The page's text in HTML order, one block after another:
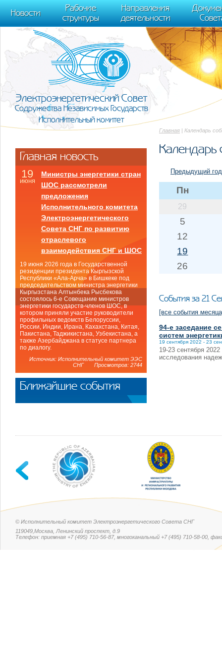
m[i].l=1*new Date(); for (var j = 0; j < document.scripts.length; j++) {if
[0],k.async=1,k.src=r,a.parentNode.insertBefore(k,a)}) (window,
trackLinks:true, accurateTrackBounce:true });
Новости
Рабочие
структуры
Направления
деятельности
Электроэнергетический Совет
Содружества Независимых Государств
Исполнительный комитет
Главная | Календарь
Календарь
Предыдущий год
Пн
29
5
12
19
26
События за 21
[все события
94-е заседание
систем
19 сентября 2022 - 23
19-23 сентября
исследования
Главная новость
19
июня
Министры энергетики стран
ШОС рассмотрели
предложения
Исполнительного комитета
Электроэнергетического
Совета СНГ по развитию
отраслевого
взаимодействия СНГ и ШОС
19 июня 2026 года в Государственной
резиденции президента Кыргызской
Республики «Ала-Арча» в Бишкеке под
председательством министра энергетики
Кыргызстана Алтынбека Рысбекова
состоялось 6-е Совещание министров
энергетики государств-членов ШОС, в
котором приняли участие руководители
профильных ведомств Белоруссии,
России, Индии, Ирана, Кахахстана, Китая,
Пакистана, Таджикистана, Узбекистана, а
также Азербайджана в статусе партнера
по диалогу.
Источник: Исполнительный комитет ЭЭС
СНГ Просмотров: 2744
Ближайшие события
© Исполнительный комитет Электроэнергетического Совета СНГ
119049,Москва, Ленинский проспект, д.9
Телефон: приемная +7 (495) 710-56-87, многоканальный +7 (495) 710-58-00,